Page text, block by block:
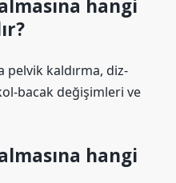
hangi
pelvik kaldırma, diz-
bacak değişimleri ve
hangi